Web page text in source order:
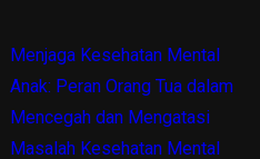
Menjaga Kesehatan Mental
Anak: Peran Orang Tua dalam
Mencegah dan Mengatasi
Masalah Kesehatan Mental